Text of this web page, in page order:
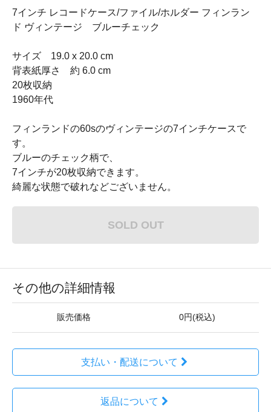
7インチ レコードケース/ファイル/ホルダー フィンラン
ド ヴィンテージ ブルーチェック
サイズ 19.0 x 20.0 cm
背表紙厚さ 約 6.0 cm
20枚収納
1960年代
フィンランドの60sのヴィンテージの7インチケースで
す。
ブルーのチェック柄で、
7インチが20枚収納できます。
綺麗な状態で破れなどございません。
SOLD OUT
その他の詳細情報
販売価格 0円(税込)
支払い・配送について
返品について